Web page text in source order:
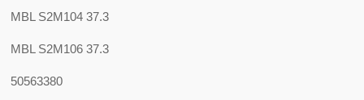
MBL S2M104 37.3
MBL S2M106 37.3
50563380